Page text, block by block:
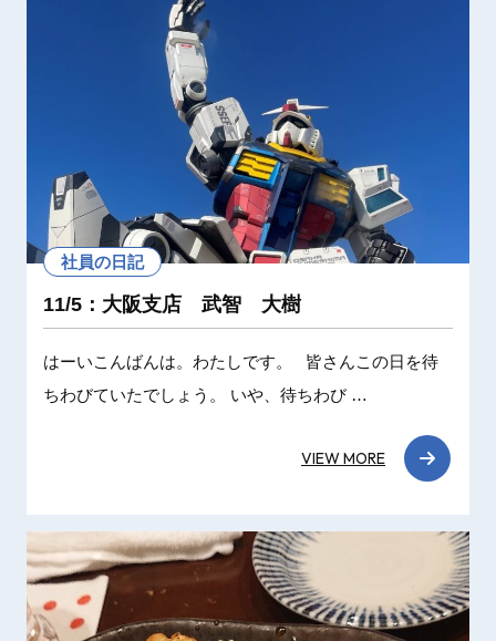
社員の日記
11/5：大阪支店 武智 大樹
はーいこんばんは。わたしです。 皆さんこの日を待
ちわびていたでしょう。 いや、待ちわび …
VIEW MORE